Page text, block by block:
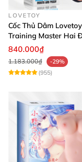
LOVETOY
Cốc Thủ Dâm Lovetoy
Training Master Hai
Siêu Thật, Tăng Khoái
840.000₫
1.183.000₫
-29%
(955)